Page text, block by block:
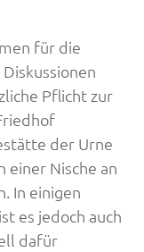
für die
Pflicht zur
der Urne
einer Nische an
In einigen
es jedoch auch
dafür